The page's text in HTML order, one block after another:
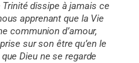
Trinité dissipe à jamais ce
apprenant que la Vie
communion d’amour,
sur son être qu’en le
Dieu ne se regarde